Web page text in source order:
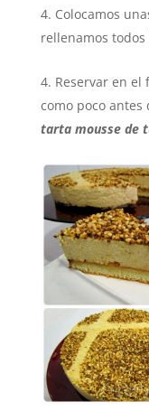
Colocamos
rellenamos
Reservar en
como poco
tarta mousse de